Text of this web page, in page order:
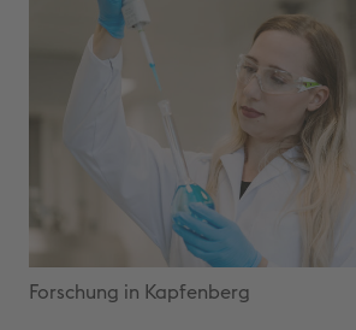
Forschung in Kapfenberg